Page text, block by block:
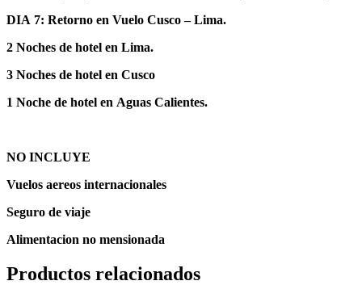
DIA 7: Retorno en Vuelo Cusco – Lima.
2 Noches de hotel en Lima.
3 Noches de hotel en Cusco
1 Noche de hotel en Aguas Calientes.
NO INCLUYE
Vuelos aereos internacionales
Seguro de viaje
Alimentacion no mensionada
Productos relacionados